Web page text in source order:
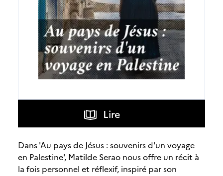
Lire
Dans 'Au pays de Jésus : souvenirs d'un voyage
en Palestine', Matilde Serao nous offre un récit à
la fois personnel et réflexif, inspiré par son